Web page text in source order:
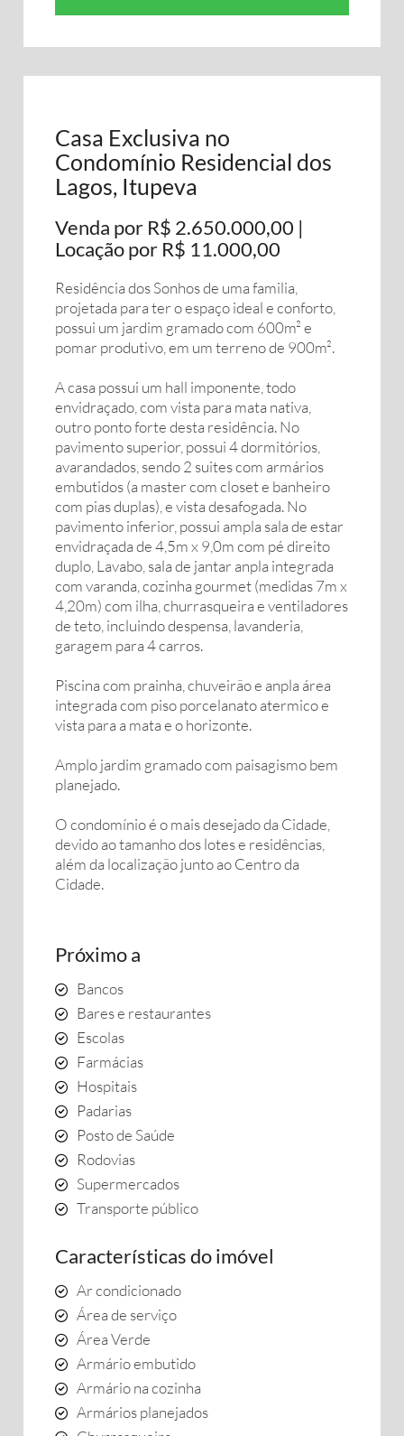
Casa Exclusiva no
Condomínio Residencial dos
Lagos, Itupeva
Venda por R$ 2.650.000,00 |
Locação por R$ 11.000,00
Residência dos Sonhos de uma familia,
projetada para ter o espaço ideal e conforto,
possui um jardim gramado com 600m² e
pomar produtivo, em um terreno de 900m².
A casa possui um hall imponente, todo
envidraçado, com vista para mata nativa,
outro ponto forte desta residência. No
pavimento superior, possui 4 dormitórios,
avarandados, sendo 2 suites com armários
embutidos (a master com closet e banheiro
com pias duplas), e vista desafogada. No
pavimento inferior, possui ampla sala de estar
envidraçada de 4,5m x 9,0m com pé direito
duplo, Lavabo, sala de jantar anpla integrada
com varanda, cozinha gourmet (medidas 7m x
4,20m) com ilha, churrasqueira e ventiladores
de teto, incluindo despensa, lavanderia,
garagem para 4 carros.
Piscina com prainha, chuveirão e anpla área
integrada com piso porcelanato atermico e
vista para a mata e o horizonte.
Amplo jardim gramado com paisagismo bem
planejado.
O condomínio é o mais desejado da Cidade,
devido ao tamanho dos lotes e residências,
além da localização junto ao Centro da
Cidade.
Próximo a
Bancos
Bares e restaurantes
Escolas
Farmácias
Hospitais
Padarias
Posto de Saúde
Rodovias
Supermercados
Transporte público
Características do imóvel
Ar condicionado
Área de serviço
Área Verde
Armário embutido
Armário na cozinha
Armários planejados